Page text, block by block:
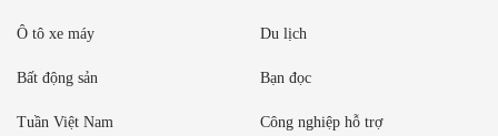
Ô tô xe máy Du lịch
Bất động sản Bạn đọc
Tuần Việt Nam Công nghiệp hỗ trợ